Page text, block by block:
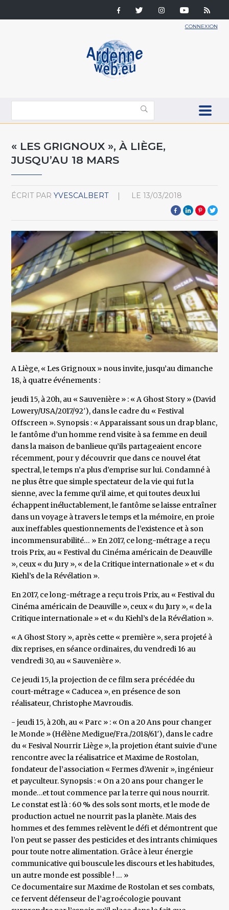
CONNEXION
« LES GRIGNOUX », À LIÈGE,
JUSQU’AU 18 MARS
ÉCRIT PAR YVESCALBERT LE 13/03/2018
A Liège, « Les Grignoux » nous invite, jusqu’au dimanche
18, à quatre événements :
jeudi 15, à 20h, au « Sauvenière » : « A Ghost Story » (David
Lowery/USA/2017/92′), dans le cadre du « Festival
Offscreen ». Synopsis : « Apparaissant sous un drap blanc,
le fantôme d’un homme rend visite à sa femme en deuil
dans la maison de banlieue qu’ils partageaient encore
récemment, pour y découvrir que dans ce nouvel état
spectral, le temps n’a plus d’emprise sur lui. Condamné à
ne plus être que simple spectateur de la vie qui fut la
sienne, avec la femme qu’il aime, et qui toutes deux lui
échappent inéluctablement, le fantôme se laisse entraîner
dans un voyage à travers le temps et la mémoire, en proie
aux ineffables questionnements de l’existence et à son
incommensurabilité… » En 2017, ce long-métrage a reçu
trois Prix, au « Festival du Cinéma américain de Deauville
», ceux « du Jury », « de la Critique internationale » et « du
Kiehl’s de la Révélation ».
En 2017, ce long-métrage a reçu trois Prix, au « Festival du
Cinéma américain de Deauville », ceux « du Jury », « de la
Critique internationale » et « du Kiehl’s de la Révélation ».
« A Ghost Story », après cette « première », sera projeté à
dix reprises, en séance ordinaires, du vendredi 16 au
vendredi 30, au « Sauvenière ».
Ce jeudi 15, la projection de ce film sera précédée du
court-métrage « Caducea », en présence de son
réalisateur, Christophe Mavroudis.
- jeudi 15, à 20h, au « Parc » : « On a 20 Ans pour changer
le Monde » (Hélène Medigue/Fra./2018/61′), dans le cadre
du « Fesival Nourrir Liège », la projetion étant suivie d’une
rencontre avec la réalisatrice et Maxime de Rostolan,
fondateur de l’association « Fermes d’Avenir », ingénieur
et payculteur. Synopsis : « On a 20 ans pour changer le
monde…et tout commence par la terre qui nous nourrit.
Le constat est là : 60 % des sols sont morts, et le mode de
production actuel ne nourrit pas la planète. Mais des
hommes et des femmes relèvent le défi et démontrent que
l’on peut se passer des pesticides et des intrants chimiques
pour toute notre alimentation. Grâce à leur énergie
communicative qui bouscule les discours et les habitudes,
un autre monde est possible ! … »
Ce documentaire sur Maxime de Rostolan et ses combats,
ce fervent défenseur de l’agroécologie pouvant